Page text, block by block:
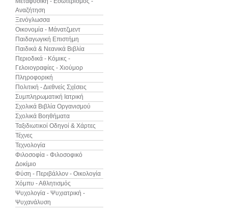
Αναζήτηση
Ξενόγλωσσα
Οικονομία - Μάνατζμεντ
Παιδαγωγική Επιστήμη
Παιδικά & Νεανικά Βιβλία
Περιοδικά - Κόμικς -
Γελοιογραφίες - Χιούμορ
Πληροφορική
Πολιτική - Διεθνείς Σχέσεις
Συμπληρωματική Ιατρική
Σχολικά Βιβλία Οργανισμού
Σχολικά Βοηθήματα
Ταξιδιωτικοί Οδηγοί & Χάρτες
Τέχνες
Τεχνολογία
Φιλοσοφία - Φιλοσοφικό
Δοκίμιο
Φύση - Περιβάλλον - Οικολογία
Χόμπυ - Αθλητισμός
Ψυχολογία - Ψυχιατρική -
Ψυχανάλυση